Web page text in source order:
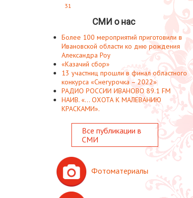
31
СМИ о нас
Более 100 мероприятий приготовили в
Ивановской области ко дню рождения
Александра Роу
«Казачий сбор»
13 участниц прошли в финал областного
конкурса «Снегурочка – 2022»
РАДИО РОССИИ ИВАНОВО 89.1 FM
НАИВ. «... ОХОТА К МАЛЕВАНИЮ
КРАСКАМИ».
Все публикации в
СМИ
Фотоматериалы